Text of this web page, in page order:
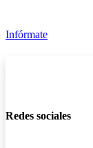
Infórmate
Redes sociales